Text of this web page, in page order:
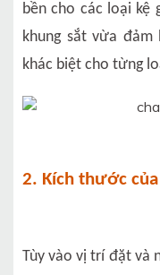
bền cho các loại kệ
khung sắt vừa
khác biệt cho từng
2. Kích thước của
Tùy vào vị trí đặt và